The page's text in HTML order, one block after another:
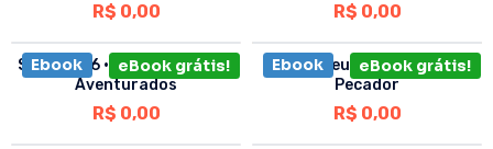
R$ 0,00 R$ 0,00
Ebook eBook grátis!
Sermão 26 • Os Mortos Bem-
Aventurados
R$ 0,00
Ebook eBook grátis!
Como Deus Converte um
Pecador
R$ 0,00